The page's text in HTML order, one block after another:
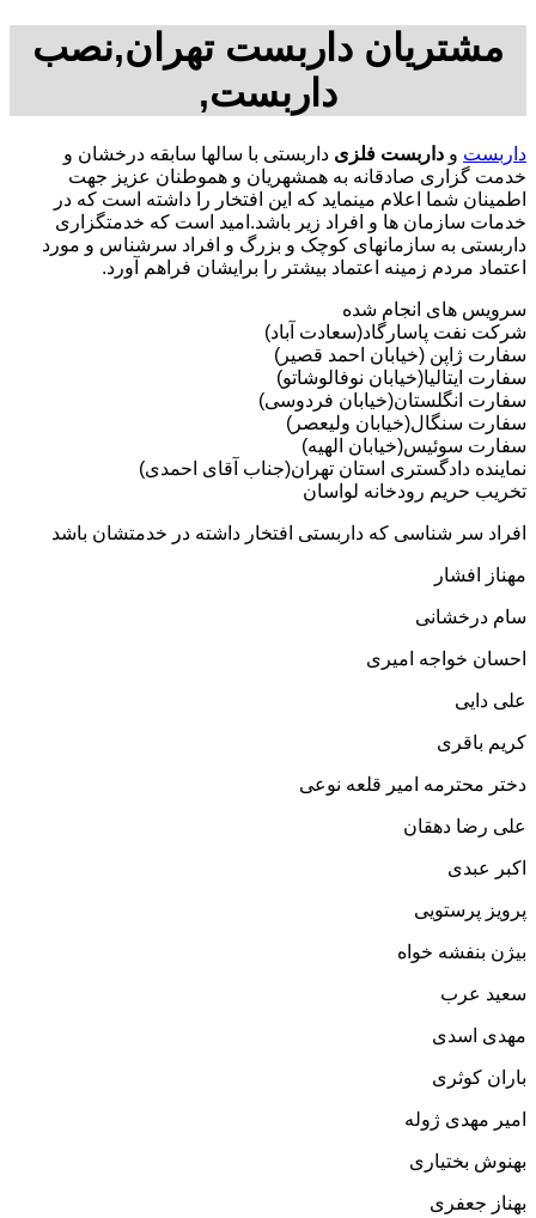
مشتریان داربست تهران,نصب
داربست,
داربست و داربست فلزی داربستی با سالها سابقه درخشان و
خدمت گزاری صادقانه به همشهریان و هموطنان عزیز جهت
اطمینان شما اعلام مینماید که این افتخار را داشته است که در
خدمات سازمان ها و افراد زیر باشد.امید است که خدمتگزاری
داربستی به سازمانهای کوچک و بزرگ و افراد سرشناس و مورد
اعتماد مردم زمینه اعتماد بیشتر را برایشان فراهم آورد.
سرویس های انجام شده
شرکت نفت پاسارگاد(سعادت آباد)
سفارت ژاپن (خیابان احمد قصیر)
سفارت ایتالیا(خیابان نوفالوشاتو)
سفارت انگلستان(خیابان فردوسی)
سفارت سنگال(خیابان ولیعصر)
سفارت سوئیس(خیابان الهیه)
نماینده دادگستری استان تهران(جناب آقای احمدی)
تخریب حریم رودخانه لواسان
افراد سر شناسی که داربستی افتخار داشته در خدمتشان باشد
مهناز افشار
سام درخشانی
احسان خواجه امیری
علی دایی
کریم باقری
دختر محترمه امیر قلعه نوعی
علی رضا دهقان
اکبر عبدی
پرویز پرستویی
بیژن بنفشه خواه
سعید عرب
مهدی اسدی
باران کوثری
امیر مهدی ژوله
بهنوش بختیاری
بهناز جعفری